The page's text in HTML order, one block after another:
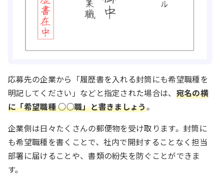
応募先の企業から「履歴書を入れる封筒にも希望職種を
明記してください」などと指定された場合は、 宛名の横
に「希望職種 ○○職」と書きましょう。
企業側は日々たくさんの郵便物を受け取ります。封筒に
も希望職種を書くことで、社内で開封することなく担当
部署に届けることや、書類の紛失を防ぐことができま
す。